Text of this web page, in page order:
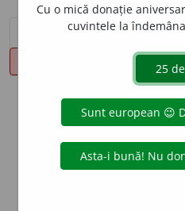
sinteza definițiilor (1)
info
Aceste definiții
echipa
originale se
Puteți
Cu o mică donație
cuvintele la